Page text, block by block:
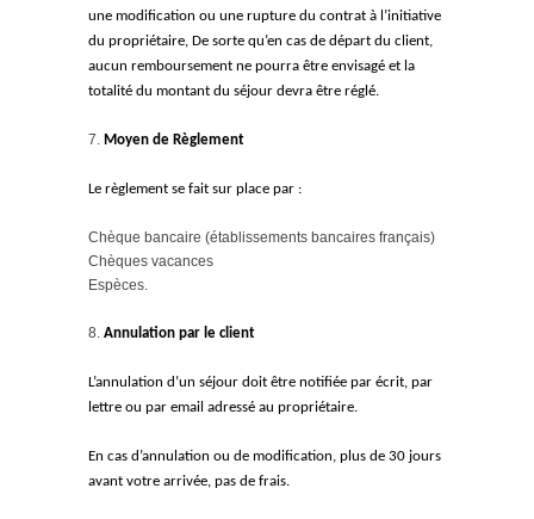
une modification ou une rupture du contrat à l’initiative
du propriétaire, De sorte qu’en cas de départ du client,
aucun remboursement ne pourra être envisagé et la
totalité du montant du séjour devra être réglé.
Moyen de Règlement
Le règlement se fait sur place par :
Chèque bancaire (établissements bancaires français)
Chèques vacances
Espèces.
Annulation par le client
L’annulation d’un séjour doit être notifiée par écrit, par
lettre ou par email adressé au propriétaire.
En cas d’annulation ou de modification, plus de 30 jours
avant votre arrivée, pas de frais.